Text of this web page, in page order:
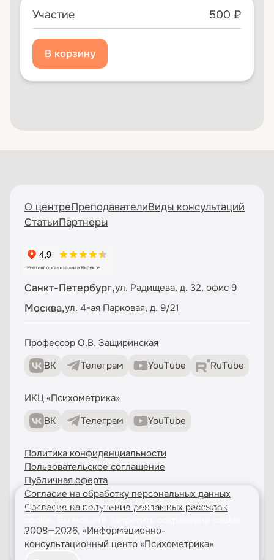
Участие 500 ₽
О центреПреподавателиВиды консультаций
СтатьиПартнеры
Санкт-Петербург,ул. Радищева, д. 32, офис 9
Москва,ул. 4-ая Парковая, д. 9/21
Профессор О.В. Защиринская
ВК
Телеграм YouTube RuTube
ИКЦ «Психометрика»
ВК
Телеграм YouTube
Политика конфиденциальности
Пользовательское соглашение
Публичная оферта
Согласие на обработку персональных данных
Согласие на получение рекламных рассылок
2008—2026, «Информационно-
консультационный центр «Психометрика»
Для корректной работы сайта мы используем
в настройках своего браузера.